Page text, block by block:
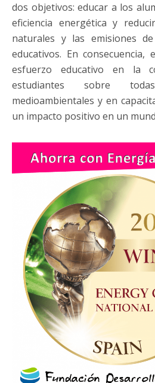
dos objetivos: educar a los
eficiencia energética y
naturales y las emisiones
educativos. En
esfuerzo educativo en la
estudiantes sobre
medioambientales y en
un impacto positivo en un